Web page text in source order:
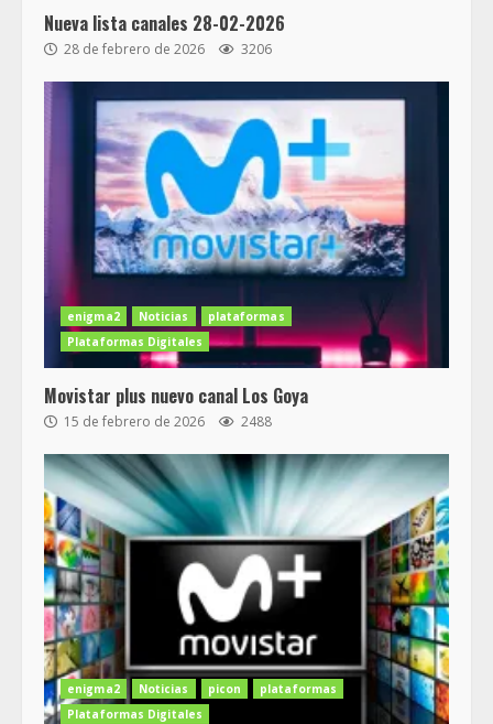
Nueva lista canales 28-02-2026
28 de febrero de 2026 3206
enigma2 Noticias
plataformas
Plataformas Digitales
Movistar plus nuevo canal Los Goya
15 de febrero de 2026 2488
enigma2 Noticias picon
plataformas
Plataformas Digitales